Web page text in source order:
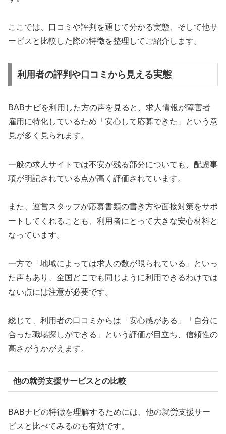
ここでは、口コミや評判を通じて分かる実態、そして他サ
ービスと比較した際の特徴を整理してご紹介します。
利用者の評判や口コミから見える実態
BABナビを利用した方の声を見ると、求人情報が障害者
雇用に特化しているため「安心して応募できた」という意
見が多く見られます。
一般の求人サイトでは不安が残る部分についても、配慮事
項が明記されている点が高く評価されています。
また、運営スタッフが応募書類の書き方や面接対策をサポ
ートしてくれることも、利用者にとって大きな安心材料と
なっています。
一方で「地域によっては求人の数が限られている」といっ
た声もあり、全国どこでも同じように利用できるわけでは
ない点には注意が必要です。
総じて、利用者の口コミからは「安心感がある」「自分に
合った職場探しができる」という評価が目立ち、信頼性の
高さがうかがえます。
他の就労支援サービスとの比較
BABナビの特徴を理解するためには、他の就労支援サー
ビスと比べてみるのも有効です。